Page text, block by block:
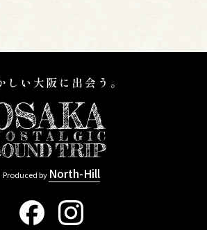
Produced by North-Hill